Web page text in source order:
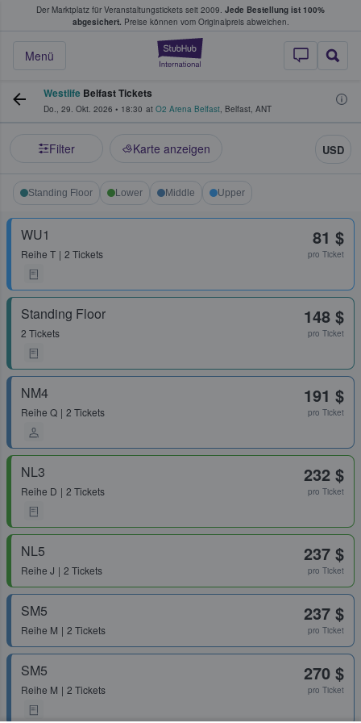
Der Marktplatz für Veranstaltungstickets seit 2009. Jede Bestellung ist 100%
abgesichert. Preise können vom Originalpreis abweichen.
StubHub - Wo
Menü
Tickets kaufen & verkaufen
Westlife Belfast Tickets
Do., 29. Okt. 2026 • 18:30 at O2 Arena Belfast, Belfast, ANT
Filter Karte anzeigen USD
Standing Floor Lower Middle Upper
WU1
Reihe T 2 Tickets
81 $
pro Ticket
Standing Floor
2 Tickets
148 $
pro Ticket
NM4
Reihe Q 2 Tickets
191 $
pro Ticket
NL3
Reihe D 2 Tickets
232 $
pro Ticket
NL5
Reihe J 2 Tickets
237 $
pro Ticket
SM5
Reihe M 2 Tickets
237 $
pro Ticket
SM5
Reihe M 2 Tickets
270 $
pro Ticket